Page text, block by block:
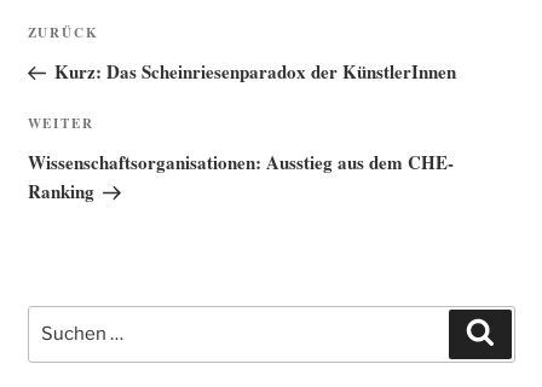
Beitragsnavigation
Vorheriger
Beitrag
ZURÜCK
Kurz: Das Scheinriesenparadox der KünstlerInnen
Nächster
Beitrag
WEITER
Wissenschaftsorganisationen: Ausstieg aus dem CHE-
Ranking
Suche
nach: